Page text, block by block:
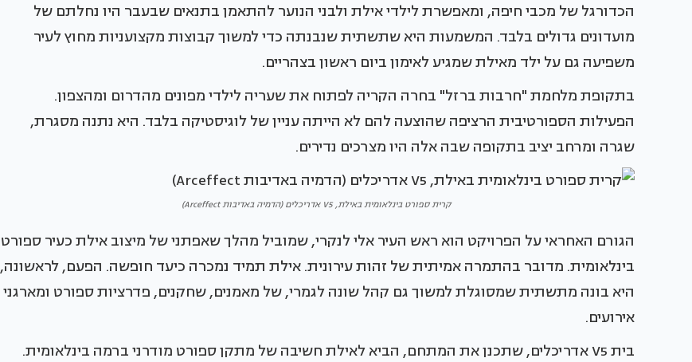
הכדורגל של מכבי חיפה, ומאפשרת לילדי אילת ולבני הנוער להתאמן בתנאים שבעבר היו נחלתם של
מועדונים גדולים בלבד. המשמעות היא שתשתית שנבנתה כדי למשוך קבוצות מקצועניות מחוץ לעיר
משפיעה גם על ילד מאילת שמגיע לאימון ביום ראשון בצהריים.
בתקופת מלחמת "חרבות ברזל" בחרה הקריה לפתוח את שעריה לילדי מפונים מהדרום ומהצפון.
הפעילות הספורטיבית הרציפה שהוצעה להם לא הייתה עניין של לוגיסטיקה בלבד. היא נתנה מסגרת,
שגרה ומרחב יציב בתקופה שבה אלה היו מצרכים נדירים.
קרית ספורט בינלאומית באילת, V5 אדריכלים (הדמיה באדיבות Arceffect)
הגורם האחראי על הפרויקט הוא ראש העיר אלי לנקרי, שמוביל מהלך שאפתני של מיצוב אילת כעיר ספורט
בינלאומית. מדובר בהתמרה אמיתית של זהות עירונית. אילת תמיד נמכרה כיעד חופשה. הפעם, לראשונה,
היא בונה מתשתית שמסוגלת למשוך גם קהל שונה לגמרי, של מאמנים, שחקנים, פדרציות ספורט ומארגני
אירועים.
בית V5 אדריכלים, שתכנן את המתחם, הביא לאילת חשיבה של מתקן ספורט מודרני ברמה בינלאומית.